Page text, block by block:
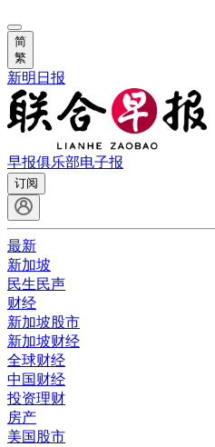
简
繁
新明日报
早报俱乐部电子报
订阅
最新
新加坡
民生民声
财经
新加坡股市
新加坡财经
全球财经
中国财经
投资理财
房产
美国股市